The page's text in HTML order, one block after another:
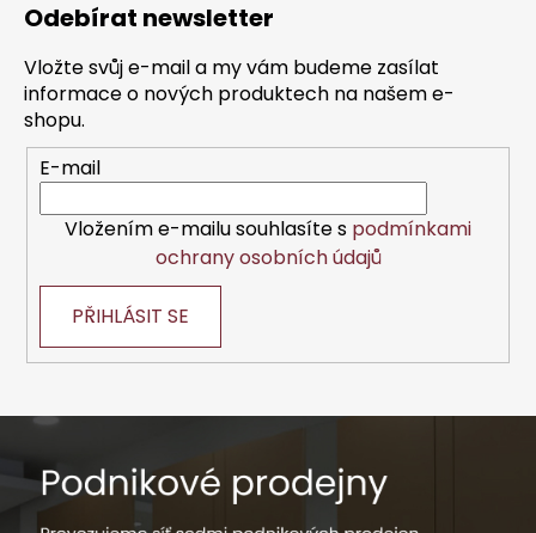
Odebírat newsletter
Vložte svůj e-mail a my vám budeme zasílat
informace o nových produktech na našem e-
shopu.
E-mail
Vložením e-mailu souhlasíte s podmínkami
ochrany osobních údajů
PŘIHLÁSIT SE